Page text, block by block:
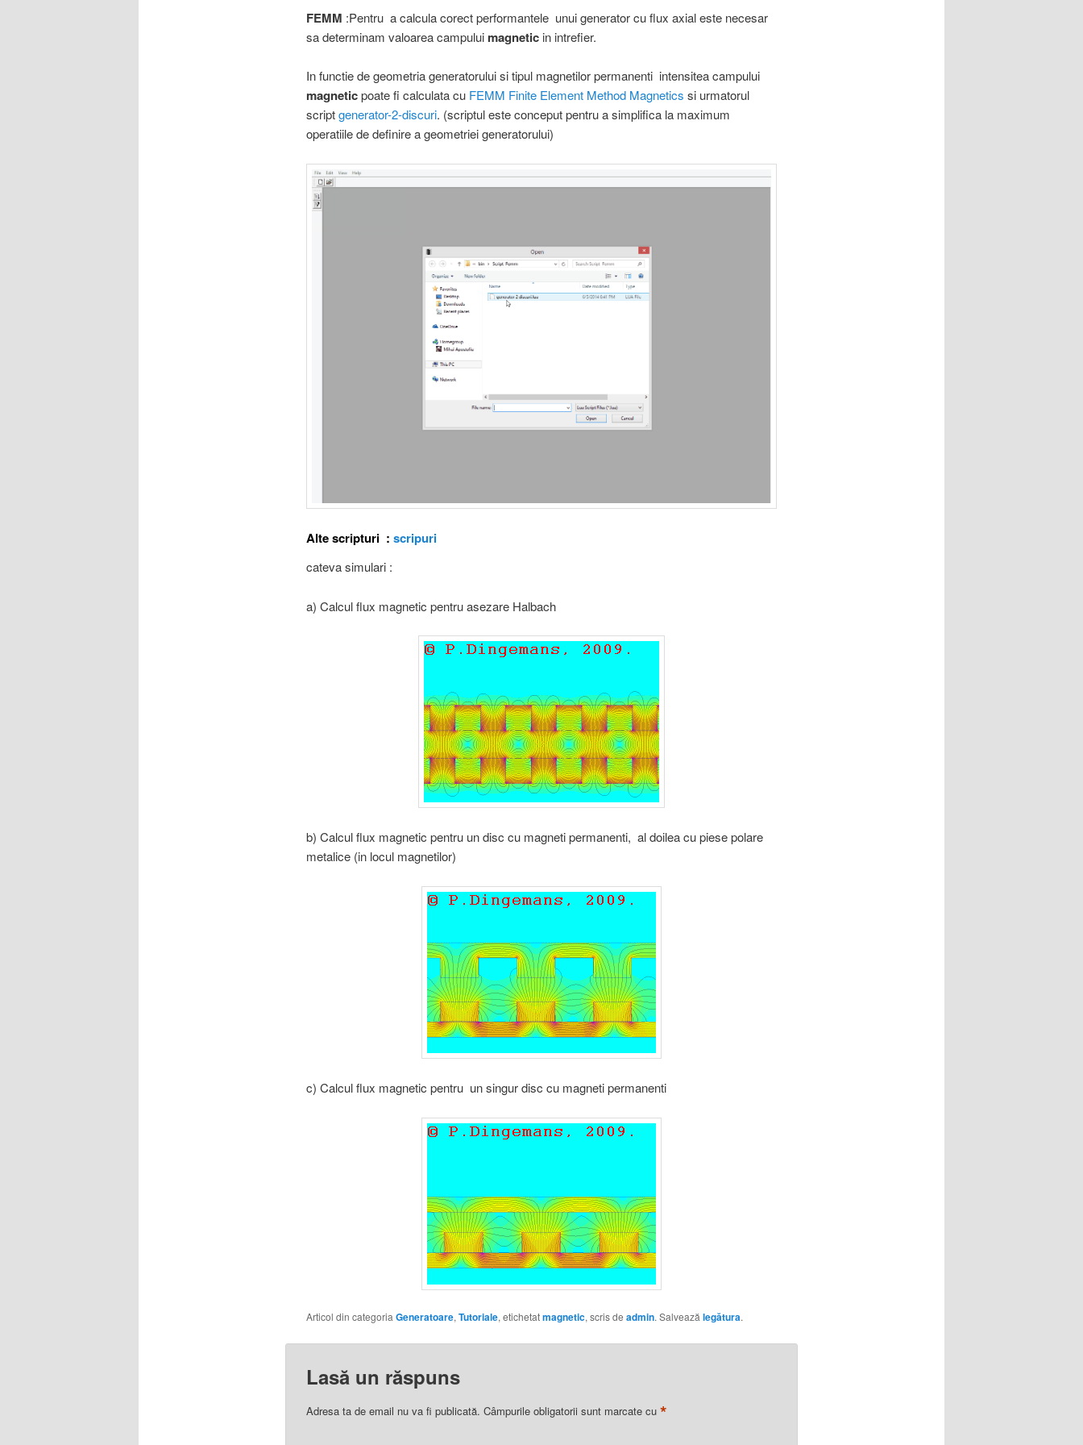
FEMM :Pentru a calcula corect performantele unui generator cu flux axial este necesar
sa determinam valoarea campului magneticin intrefier.
In functie de geometria generatorului si tipul magnetilor permanenti intensitea campului
magneticpoate fi calculata cuFEMM Finite Element Method Magnetics si urmatorul
scriptgenerator-2-discuri. (scriptul este conceput pentru a simplifica la maximum
operatiile de definire a geometriei generatorului)
Alte scripturi : scripuri
cateva simulari :
a) Calcul flux magnetic pentru asezare Halbach
b) Calcul flux magnetic pentru un disc cu magneti permanenti, al doilea cu piese polare
metalice (in locul magnetilor)
c) Calcul flux magnetic pentru un singur disc cu magneti permanenti
Articol din categoria Generatoare, Tutoriale, etichetatmagnetic, scris de admin. Salvează legătura.
Lasă un răspuns
Adresa ta de email nu va fi publicată. Câmpurile obligatorii sunt marcate cu *